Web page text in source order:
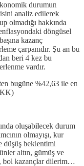
durumun
analiz edilerek
olmadığı hakkında
döngüsel
kazanç
çarpanıdır. Şu an bu
beri 4 kez bu
vardır.
bugüne %42,63 ile en
oluşabilecek durum
olmayışı, kur
düşüş beklentimi
altın, gümüş ve
bol kazançlar dilerim…